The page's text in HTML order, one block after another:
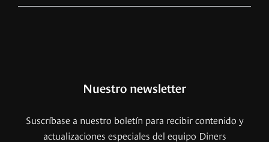
Nuestro newsletter
Suscríbase a nuestro boletín para recibir contenido y
actualizaciones especiales del equipo Diners